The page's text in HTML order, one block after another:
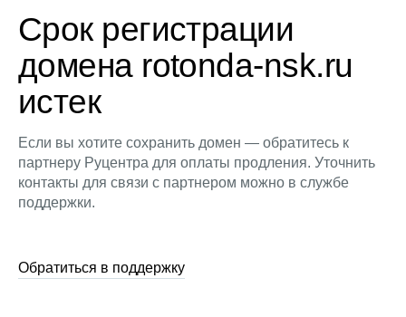
Срок регистрации
домена rotonda-nsk.ru
истек
Если вы хотите сохранить домен — обратитесь к
партнеру Руцентра для оплаты продления. Уточнить
контакты для связи с партнером можно в службе
поддержки.
Обратиться в поддержку